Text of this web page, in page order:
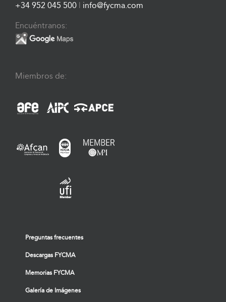
+34 952 045 500 | info@fycma.com
Encuéntranos:
Miembros de:
Preguntas frecuentes
Descargas FYCMA
Memorias FYCMA
Galería de Imágenes